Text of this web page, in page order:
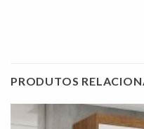
PRODUTOS